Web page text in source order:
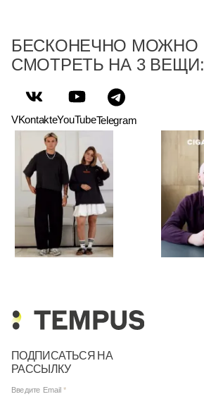
БЕСКОНЕЧНО МОЖНО
СМОТРЕТЬ НА 3 ВЕЩИ:
VKontakteYouTubeTelegram
ПОДПИСАТЬСЯ НА
РАССЫЛКУ
Введите Email